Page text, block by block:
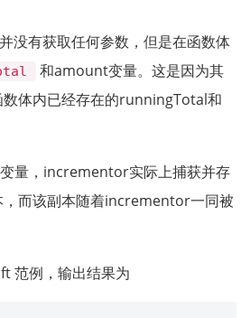
没有获取任何参数，但是在函数体
和amount变量。这是因为其
体内已经存在的runningTotal和
量，incrementor实际上捕获并存
，而该副本随着incrementor一同被
范例，输出结果为